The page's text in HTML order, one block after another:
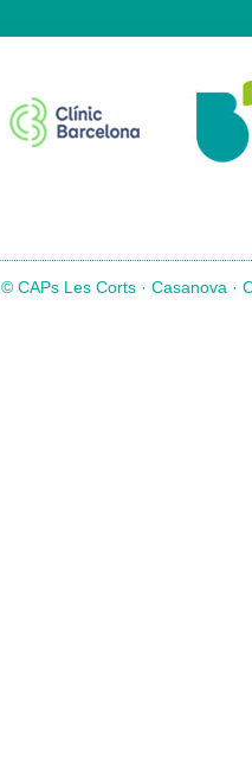
© CAPs Les Corts · Casanova ·